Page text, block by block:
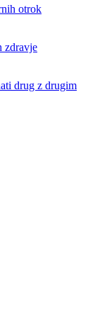
otrok
zdravje
drug z drugim